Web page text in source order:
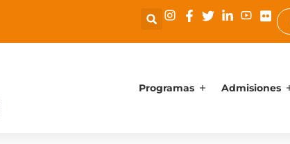
Programas Admisiones